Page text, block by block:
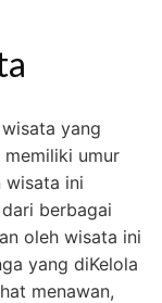
yang
memiliki umur
wisata ini
berbagai
oleh wisata ini
yang diKelola
menawan,